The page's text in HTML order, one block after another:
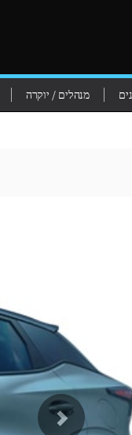
מנהלים / יוקרה